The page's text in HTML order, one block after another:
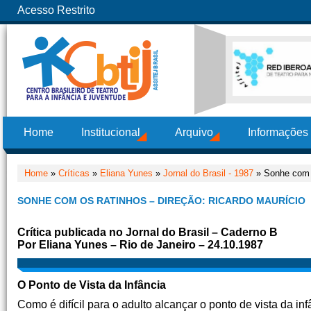
Acesso Restrito
Home Institucional Arquivo
Home » Críticas » Eliana Yunes » Jornal do Brasil - 1987 » Sonhe
SONHE COM OS RATINHOS – DIREÇÃO: RICARDO MAURÍCIO
Crítica publicada no Jornal do Brasil – Caderno B
Por Eliana Yunes – Rio de Janeiro – 24.10.1987
O Ponto de Vista da Infância
Como é difícil para o adulto alcançar o ponto de vista da